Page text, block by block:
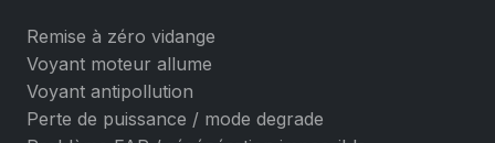
Remise à zéro vidange
Voyant moteur allume
Voyant antipollution
Perte de puissance / mode degrade